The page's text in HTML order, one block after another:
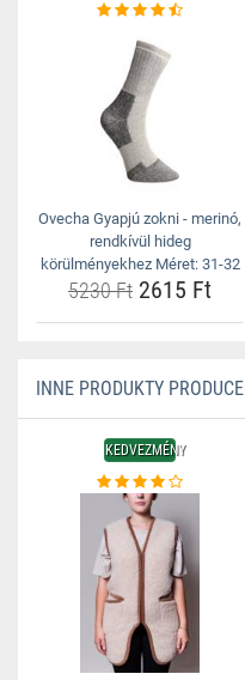
Ovecha Gyapjú zokni - merinó,
rendkívül hideg
körülményekhez Méret: 31-32
5230 Ft 2615 Ft
INNE PRODUKTY
KEDVEZMÉNY